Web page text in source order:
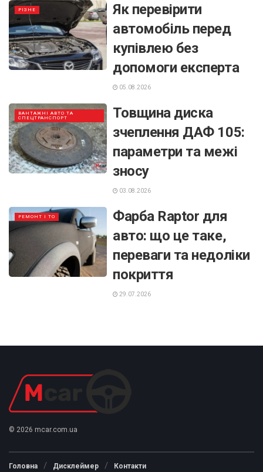
РІЗНЕ
Як перевірити
автомобіль перед
купівлею без
допомоги експерта
05.08.2026
ВАНТАЖНІ АВТО ТА
СПЕЦТРАНСПОРТ
Товщина диска
зчеплення ДАФ 105:
параметри та межі
зносу
03.08.2026
РЕМОНТ І ТО
Фарба Raptor для
авто: що це таке,
переваги та недоліки
покриття
29.07.2026
© 2026 mcar.com.ua
Головна Дисклеймер Контакти